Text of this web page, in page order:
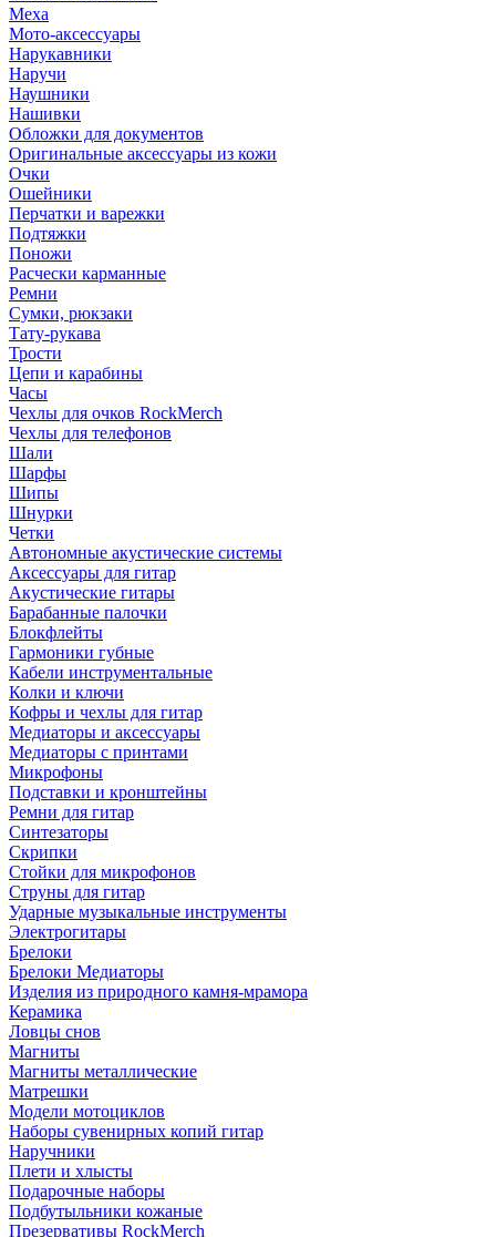
Меха
Мото-аксессуары
Нарукавники
Наручи
Наушники
Нашивки
Обложки для документов
Оригинальные аксессуары из кожи
Очки
Ошейники
Перчатки и варежки
Подтяжки
Поножи
Расчески карманные
Ремни
Сумки, рюкзаки
Тату-рукава
Трости
Цепи и карабины
Часы
Чехлы для очков RockMerch
Чехлы для телефонов
Шали
Шарфы
Шипы
Шнурки
Четки
Автономные акустические системы
Аксессуары для гитар
Акустические гитары
Барабанные палочки
Блокфлейты
Гармоники губные
Кабели инструментальные
Колки и ключи
Кофры и чехлы для гитар
Медиаторы и аксессуары
Медиаторы с принтами
Микрофоны
Подставки и кронштейны
Ремни для гитар
Синтезаторы
Скрипки
Стойки для микрофонов
Струны для гитар
Ударные музыкальные инструменты
Электрогитары
Брелоки
Брелоки Медиаторы
Изделия из природного камня-мрамора
Керамика
Ловцы снов
Магниты
Магниты металлические
Матрешки
Модели мотоциклов
Наборы сувенирных копий гитар
Наручники
Плети и хлысты
Подарочные наборы
Подбутыльники кожаные
Презервативы RockMerch